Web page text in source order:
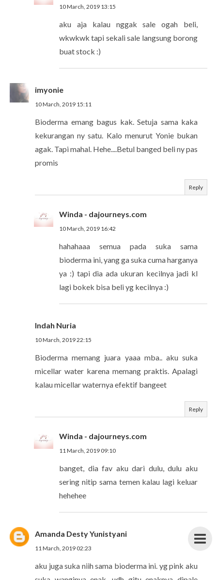
10 March, 2019 13:15
aku aja kalau nggak sale ogah beli,
wkwkwk tapi sekali sale langsung borong
buat stock :)
imyonie
10 March, 2019 15:11
Bioderma emang bagus kak. Setuja sama kaka
kekurangan ny satu. Kalo menurut Yonie bukan
agak. Tapi mahal. Hehe....Betul banged beli ny pas
promis
Reply
Winda - dajourneys.com
10 March, 2019 16:42
hahahaaa semua pada suka sama
bioderma ini, yang ga suka cuma harganya
ya :) tapi dia ada ukuran kecilnya jadi kl
lagi bokek bisa beli yg kecilnya :)
Indah Nuria
10 March, 2019 22:15
Bioderma memang juara yaaa mba.. aku suka
micellar water karena memang praktis. Apalagi
kalau micellar waternya efektif bangeet
Reply
Winda - dajourneys.com
11 March, 2019 09:10
banget, dia fav aku dari dulu, dulu aku
sering nitip sama temen kalau lagi keluar
hehehee
Amanda Desty Yunistyani
11 March, 2019 02:23
aku juga suka niih sama bioderma ini. yg pink aku